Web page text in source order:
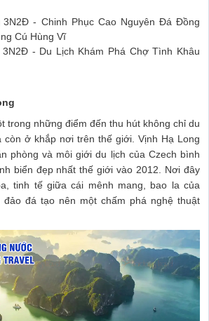
3N2Đ - Chinh Phục Cao Nguyên Đá Đồng
Cú Hùng Vĩ
3N2Đ - Du Lịch Khám Phá Chợ Tình Khâu
trong những điểm đến thu hút không chỉ du
còn ở khắp nơi trên thế giới. Vịnh Hạ Long
phòng và môi giới du lịch của Czech bình
biển đẹp nhất thế giới vào 2012. Nơi đây
tinh tế giữa cái mênh mang, bao la của
đá tạo nên một chấm phá nghệ thuật